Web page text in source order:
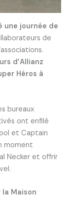
une journée de
de
d’Allianz
Héros à
bureaux
ont enfilé
et Captain
moment
Necker et offrir
Maison